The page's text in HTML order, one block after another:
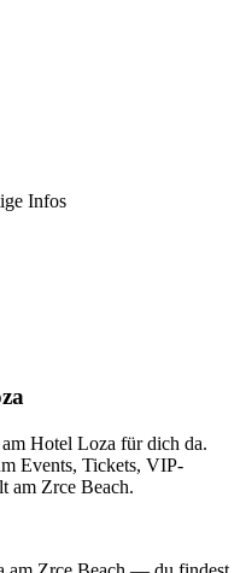
Infos
Hotel Loza für dich da.
Events, Tickets, VIP-
am Zrce Beach.